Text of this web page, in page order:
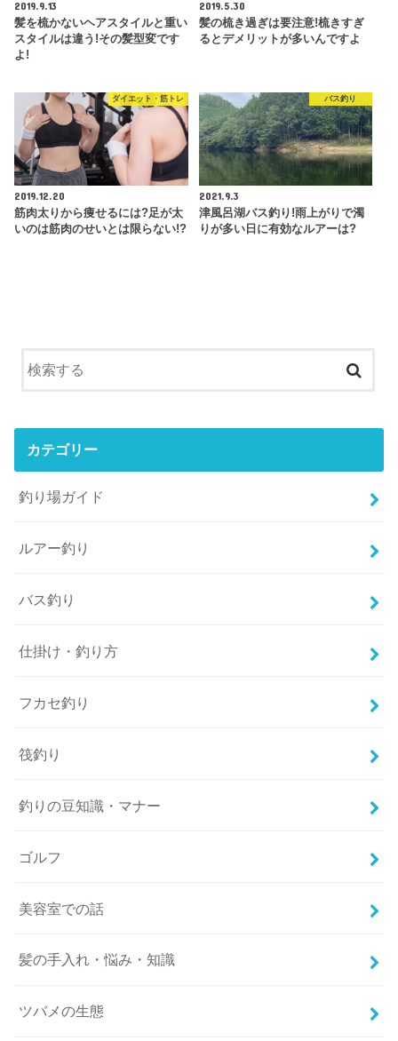
2019.9.13
髪を梳かないヘアスタイルと重い
スタイルは違う!その髪型変です
よ!
2019.5.30
髪の梳き過ぎは要注意!梳きすぎ
るとデメリットが多いんですよ
ダイエット・筋トレ
2019.12.20
筋肉太りから痩せるには?足が太
いのは筋肉のせいとは限らない!?
バス釣り
2021.9.3
津風呂湖バス釣り!雨上がりで濁
りが多い日に有効なルアーは?
カテゴリー
釣り場ガイド
ルアー釣り
バス釣り
仕掛け・釣り方
フカセ釣り
筏釣り
釣りの豆知識・マナー
ゴルフ
美容室での話
髪の手入れ・悩み・知識
ツバメの生態